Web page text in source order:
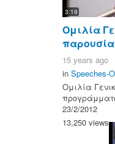
3:19
Ομιλία
15 years ago
in Speeches-
Ομιλία
23/2/2012
13,250 views